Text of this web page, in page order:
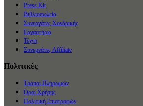
Press Kit
Βιβλιοπωλεία
Συνεργάτες Χονδρικής
Εργαστήρια
Τέχνη
Συνεργάτες Affiliate
Πολιτικές
Τρόποι Πληρωμών
Όροι Χρήσης
Πολιτική Επιστροφών